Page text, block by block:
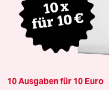
10 Ausgaben für 10 Euro